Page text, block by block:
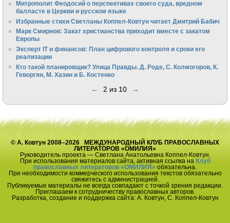
Митрополит Феодосий о перспективах своего суда, вредном
балласте в Церкви и русском языке
Избранные стихи Светланы Коппел-Ковтун читает Дмитрий Бабич
Марк Смирнов: Закат христианства приходит вместе с закатом
Европы
Эксперт IT и финансов: План цифрового контроля и сроки его
реализации
Кто такой планировщик? Улица Правды. Д. Роде, С. Колмогоров, К.
Геворгян, М. Хазин и Б. Костенко
← 2 из 10 →
© А. Ковтун 2008–2026 МЕЖДУНАРОДНЫЙ КЛУБ ПРАВОСЛАВНЫХ
ЛИТЕРАТОРОВ «ОМИЛИЯ»
Руководитель проекта — Светлана Анатольевна Коппел-Ковтун.
При использования материалов сайта, активная ссылка на Клуб
православных литераторов «ОМИЛИЯ» обязательна.
При необходимости коммерческого использования текстов обязательно
свяжитесь с администрацией.
Публикуемые материалы не всегда совпадают с точкой зрения редакции.
Приглашаем к сотрудничеству православных авторов.
Разработка, создание и поддержка сайта: А. Ковтун, С. Коппел-Ковтун